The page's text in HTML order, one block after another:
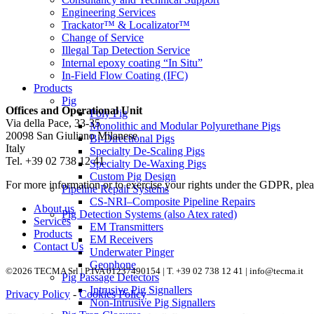
Engineering Services
Trackator™ & Localizator™
Change of Service
Illegal Tap Detection Service
Internal epoxy coating “In Situ”
In-Field Flow Coating (IFC)
Products
Pig
Poly Pig
Monolithic and Modular Polyurethane Pigs
Bi-Directional Pigs
Specialty De-Scaling Pigs
Specialty De-Waxing Pigs
Custom Pig Design
Pipeline Repair Systems
CS-NRI–Composite Pipeline Repairs
Pig Detection Systems (also Atex rated)
EM Transmitters
EM Receivers
Underwater Pinger
Geophone
Pig Passage Detectors
Intrusive Pig Signallers
Non-Intrusive Pig Signallers
Offices and Operational Unit
Via della Pace, 33-35
20098 San Giuliano Milanese
Italy
Tel. +39 02 738 12 41
For more information or to exercise your rights under the GDPR,
About us
Services
Products
Contact Us
©2026 TECMA Srl | P.IVA 01237490154 | T. +39 02 738 12 41 | info@tecma.it
Privacy Policy -Cookies Policy